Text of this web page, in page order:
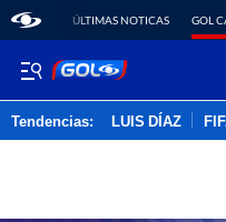
ÚLTIMAS NOTICAS GOL
Tendencias: LUIS DÍAZ